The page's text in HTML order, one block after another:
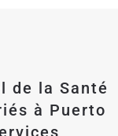
de la Santé
à Puerto